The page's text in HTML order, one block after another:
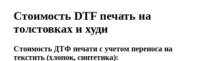
Стоимость DTF печать на
толстовках и худи
Стоимость ДТФ печати с учетом переноса на
текстить (хлопок, синтетика):